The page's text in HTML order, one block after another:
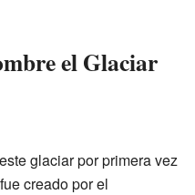
el Glaciar
glaciar por primera vez
creado por el